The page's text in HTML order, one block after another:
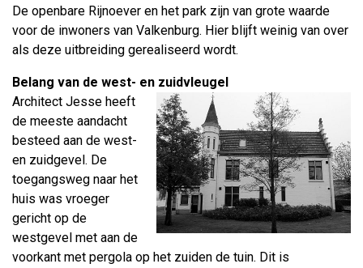
De openbare Rijnoever en het park zijn van grote waarde
voor de inwoners van Valkenburg. Hier blijft weinig van over
als deze uitbreiding gerealiseerd wordt.
Belang van de west- en zuidvleugel
Architect Jesse heeft
de meeste aandacht
besteed aan de west-
en zuidgevel. De
toegangsweg naar het
huis was vroeger
gericht op de
westgevel met aan de
voorkant met pergola op het zuiden de tuin. Dit is